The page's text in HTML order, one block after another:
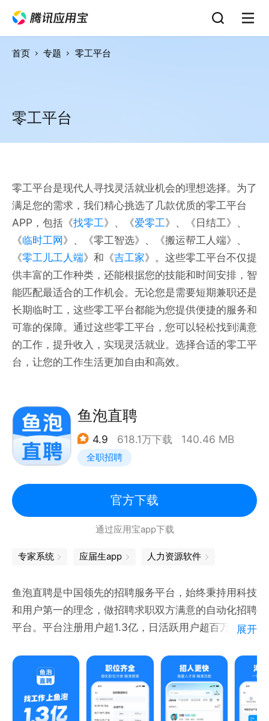
首页 专题 零工平台
零工平台
零工平台是现代人寻找灵活就业机会的理想选择。为了
满足您的需求，我们精心挑选了几款优质的零工平台
APP，包括《找零工》、《爱零工》、《日结工》、
《临时工网》、《零工智选》、《搬运帮工人端》、
《零工儿工人端》和《吉工家》。这些零工平台不仅提
供丰富的工作种类，还能根据您的技能和时间安排，智
能匹配最适合的工作机会。无论您是需要短期兼职还是
长期临时工，这些零工平台都能为您提供便捷的服务和
可靠的保障。通过这些零工平台，您可以轻松找到满意
的工作，提升收入，实现灵活就业。选择合适的零工平
台，让您的工作生活更加自由和高效。
鱼泡直聘
4.9 618.1万下载 140.46 MB
全职招聘
官方下载
通过应用宝app下载
专家系统 应届生app 人力资源软件
鱼泡直聘是中国领先的招聘服务平台，始终秉持用科技
和用户第一的理念，做招聘求职双方满意的自动化招聘
平台。平台注册用户超1.3亿，日活跃用户超百万，注
就业人次超4.46亿，业务覆盖全国31个省市自治区。
--热门岗位--
市场营销：市场专员、新媒体运营、品牌策划、内容运
展开